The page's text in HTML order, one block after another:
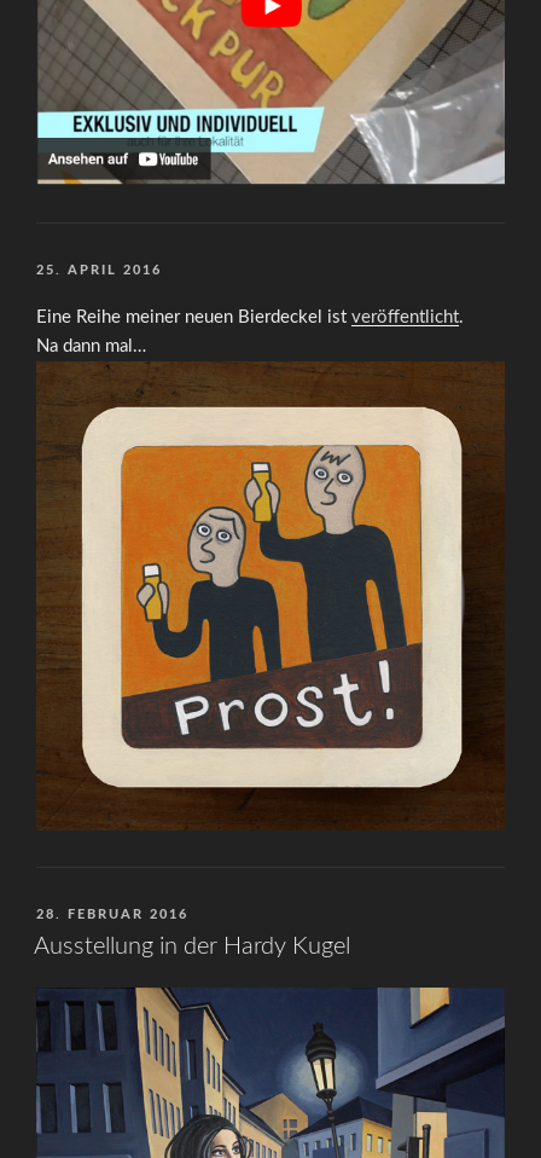
VERÖFFENTLICHT
25. APRIL 2016
Eine Reihe meiner neuen Bierdeckel ist veröffentlicht.
Na dann mal…
VERÖFFENTLICHT
AM
28. FEBRUAR 2016
Ausstellung in der Hardy Kugel